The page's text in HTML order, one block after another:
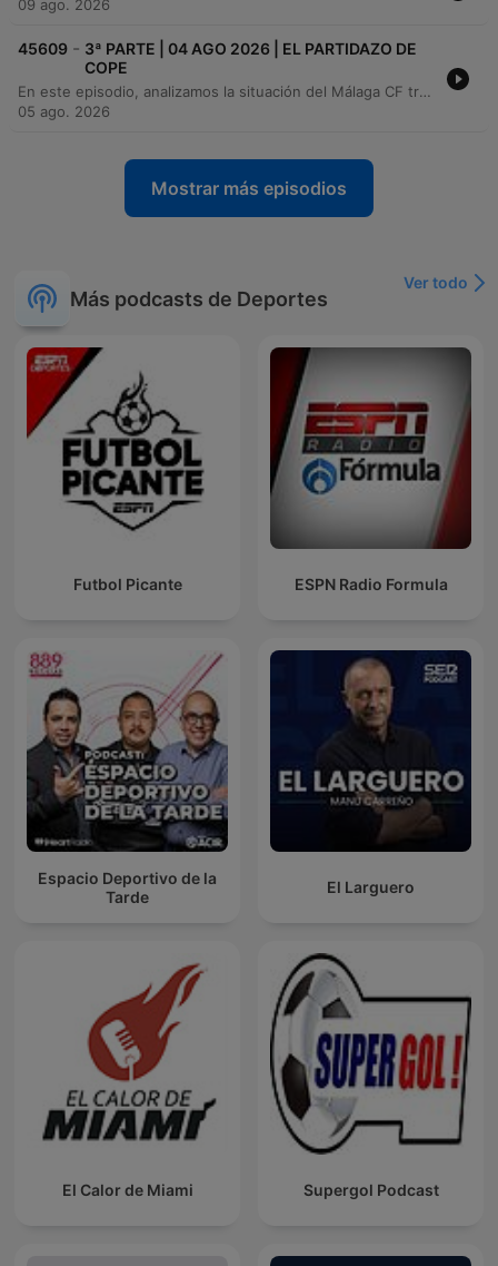
09 ago. 2026
45609 - 3ª PARTE | 04 AGO 2026 | EL PARTIDAZO DE
COPE
En este episodio, analizamos la situación del Málaga CF tras su regreso a Primera División, evaluando su estrategia basada en canteranos y los riesgos de perder piezas clave ante el mercado externo. También repasamos la actualidad de fichajes internacionales, con especial atención a las negociaciones de Deco en Madrid. Asimismo, realizamos un recorrido histórico por la mítica 'Quinta del Buitre' del Real Madrid. A través de la entrevista con Roberto Palomar, recordamos el auge, la identidad madridista y el impacto sociológico de figuras como Emilio Butragueño, Michel y Martín Vázquez.
05 ago. 2026
Mostrar más episodios
Más podcasts de Deportes
Ver todo
Futbol Picante ESPN Radio Formula
Espacio Deportivo de la
Tarde
El Larguero
El Calor de Miami Supergol Podcast